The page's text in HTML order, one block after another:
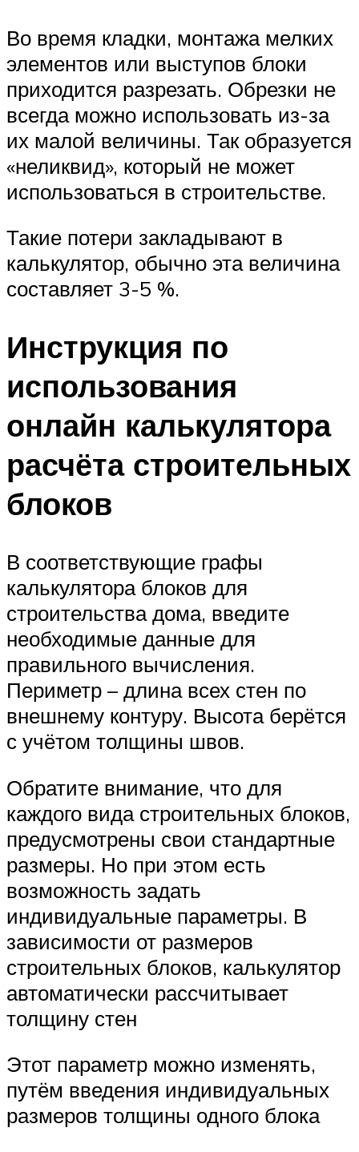
Во время кладки, монтажа мелких
элементов или выступов блоки
приходится разрезать. Обрезки не
всегда можно использовать из-за
их малой величины. Так образуется
«неликвид», который не может
использоваться в строительстве.
Такие потери закладывают в
калькулятор, обычно эта величина
составляет 3-5 %.
Инструкция по
использования
онлайн калькулятора
расчёта строительных
блоков
В соответствующие графы
калькулятора блоков для
строительства дома, введите
необходимые данные для
правильного вычисления.
Периметр – длина всех стен по
внешнему контуру. Высота берётся
с учётом толщины швов.
Обратите внимание, что для
каждого вида строительных блоков,
предусмотрены свои стандартные
размеры. Но при этом есть
возможность задать
индивидуальные параметры. В
зависимости от размеров
строительных блоков, калькулятор
автоматически рассчитывает
толщину стен
Этот параметр можно изменять,
путём введения индивидуальных
размеров толщины одного блока